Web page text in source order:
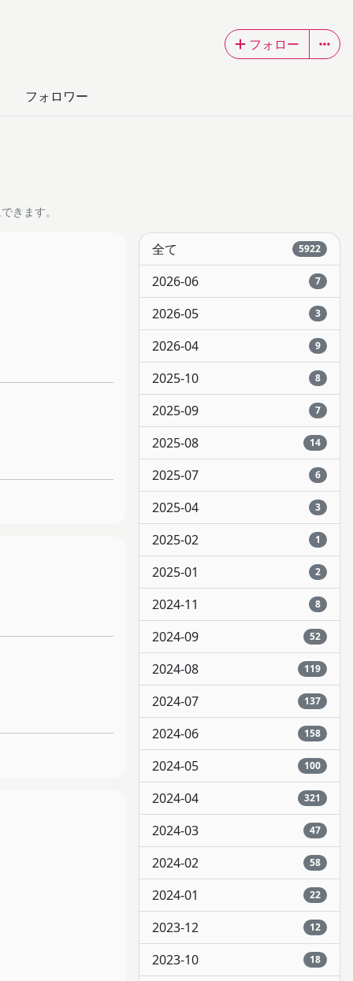
フォロー
フォロワー
きます。
全て 5922
2026-06 7
2026-05 3
2026-04 9
2025-10 8
2025-09 7
2025-08 14
2025-07 6
2025-04 3
2025-02 1
2025-01 2
2024-11 8
2024-09 52
2024-08 119
2024-07 137
2024-06 158
2024-05 100
2024-04 321
2024-03 47
2024-02 58
2024-01 22
2023-12 12
2023-10 18